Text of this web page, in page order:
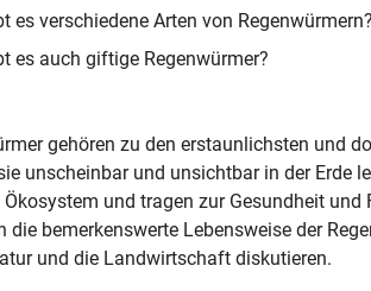
es verschiedene Arten von Regenwürmern?
es auch giftige Regenwürmer?
gehören zu den erstaunlichsten und
unscheinbar und unsichtbar in der Erde
Ökosystem und tragen zur Gesundheit
die bemerkenswerte Lebensweise der
und die Landwirtschaft diskutieren.